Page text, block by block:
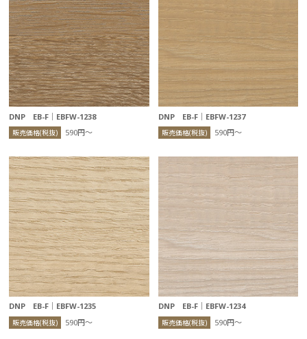
DNP EB-F｜EBFW-1238
販売価格(税抜) 590円〜
DNP EB-F｜EBFW-1237
販売価格(税抜) 590円〜
DNP EB-F｜EBFW-1235
販売価格(税抜) 590円〜
DNP EB-F｜EBFW-1234
販売価格(税抜) 590円〜